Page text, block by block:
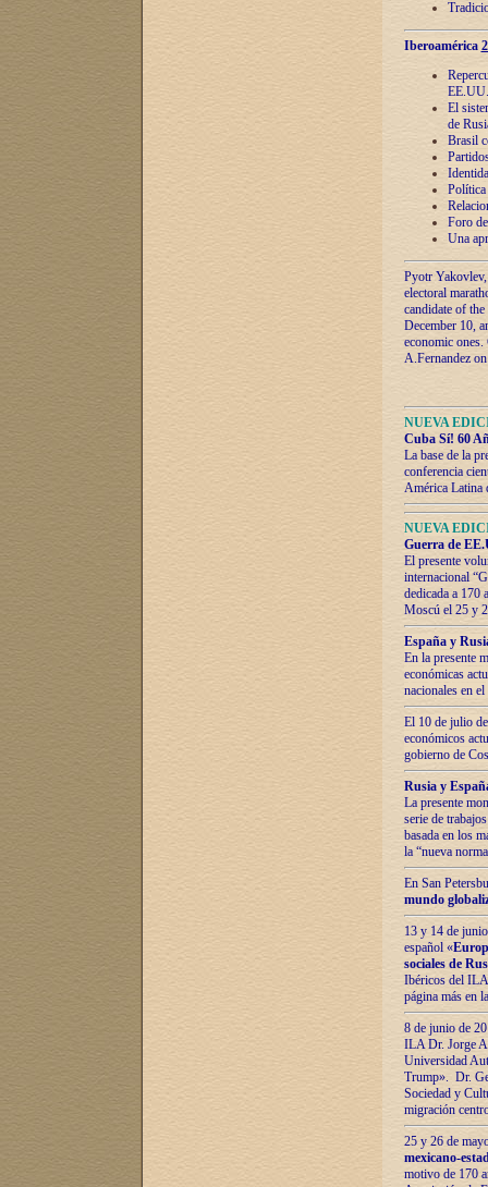
Iberoamérica
EE.UU.
El
de
Brasil
Política
Foro
Una
Pyotr
electoral
candidate of
December 10,
economic
A.Fernandez
NUEVA
Cuba Sí! 60
La base de la
conferencia
América Latina
NUEVA
Guerra de
El presente
internacional
dedicada a 170
Moscú el 25 y
España y
En la presente
económicas
nacionales en
El 10 de julio
económicos
gobierno de
Rusia y
La presente
serie de
basada en los
la “nueva
En San
mundo
13 y 14 de
español «
sociales de
Ibéricos del ILA
página más en
8 de junio de
ILA Dr. Jorge
Universidad
Trump». Dr.
Sociedad y
migración
25 y 26 de
mexicano-
motivo de 170